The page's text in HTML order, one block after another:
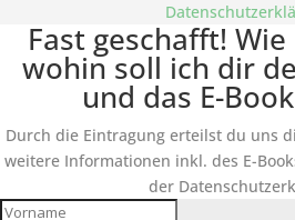
Fast geschafft!
wohin soll ich dir
und das E-
Durch die Eintragung erteilst du uns
weitere Informationen inkl. des E-
der